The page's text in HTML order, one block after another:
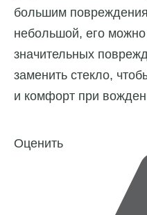
большим
небольшой, его
значительных
заменить стекло,
и комфорт при
Оценить